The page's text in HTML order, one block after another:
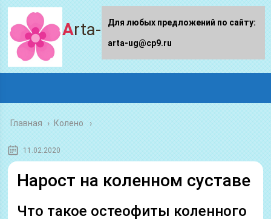
Arta-ug.ru
Главная › Колено
11.02.2020
Нарост на коленном суставе
Что такое остеофиты коленного
Для любых предложений по сайту:
arta-ug@cp9.ru